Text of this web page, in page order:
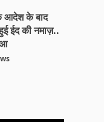
के बाद
ईद की नमाज़..